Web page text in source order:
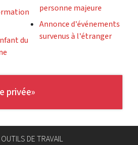
du
personne majeure
Annonce d'événements
survenus à l'étranger
privée»
OUTILS DE TRAVAIL